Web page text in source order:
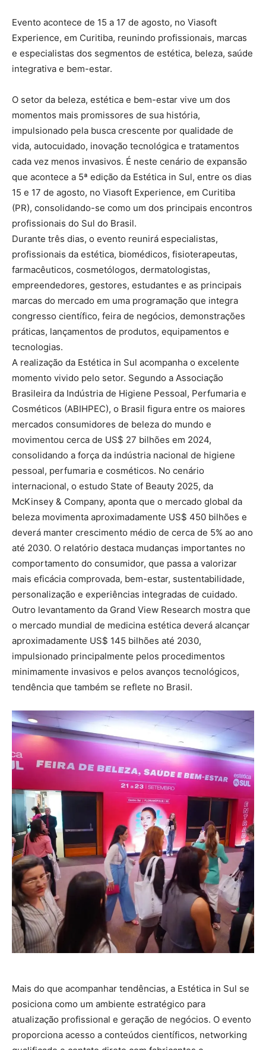
Evento acontece de 15 a 17 de agosto, no Viasoft
Experience, em Curitiba, reunindo profissionais, marcas
e especialistas dos segmentos de estética, beleza, saúde
integrativa e bem-estar.
O setor da beleza, estética e bem-estar vive um dos
momentos mais promissores de sua história,
impulsionado pela busca crescente por qualidade de
vida, autocuidado, inovação tecnológica e tratamentos
cada vez menos invasivos. É neste cenário de expansão
que acontece a 5ª edição da Estética in Sul, entre os dias
15 e 17 de agosto, no Viasoft Experience, em Curitiba
(PR), consolidando-se como um dos principais encontros
profissionais do Sul do Brasil.
Durante três dias, o evento reunirá especialistas,
profissionais da estética, biomédicos, fisioterapeutas,
farmacêuticos, cosmetólogos, dermatologistas,
empreendedores, gestores, estudantes e as principais
marcas do mercado em uma programação que integra
congresso científico, feira de negócios, demonstrações
práticas, lançamentos de produtos, equipamentos e
tecnologias.
A realização da Estética in Sul acompanha o excelente
momento vivido pelo setor. Segundo a Associação
Brasileira da Indústria de Higiene Pessoal, Perfumaria e
Cosméticos (ABIHPEC), o Brasil figura entre os maiores
mercados consumidores de beleza do mundo e
movimentou cerca de US$ 27 bilhões em 2024,
consolidando a força da indústria nacional de higiene
pessoal, perfumaria e cosméticos. No cenário
internacional, o estudo State of Beauty 2025, da
McKinsey & Company, aponta que o mercado global da
beleza movimenta aproximadamente US$ 450 bilhões e
deverá manter crescimento médio de cerca de 5% ao ano
até 2030. O relatório destaca mudanças importantes no
comportamento do consumidor, que passa a valorizar
mais eficácia comprovada, bem-estar, sustentabilidade,
personalização e experiências integradas de cuidado.
Outro levantamento da Grand View Research mostra que
o mercado mundial de medicina estética deverá alcançar
aproximadamente US$ 145 bilhões até 2030,
impulsionado principalmente pelos procedimentos
minimamente invasivos e pelos avanços tecnológicos,
tendência que também se reflete no Brasil.
Mais do que acompanhar tendências, a Estética in Sul se
posiciona como um ambiente estratégico para
atualização profissional e geração de negócios. O evento
proporciona acesso a conteúdos científicos, networking